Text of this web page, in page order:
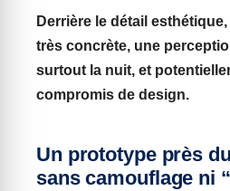
Derrière le détail
très concrète, une
surtout la nuit, et
compromis de design.
Un prototype près
sans camouflage ni